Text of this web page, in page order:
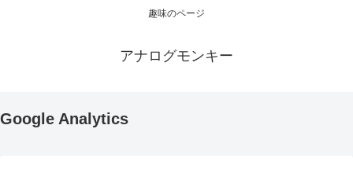
趣味のページ
アナログモンキー
Google Analytics